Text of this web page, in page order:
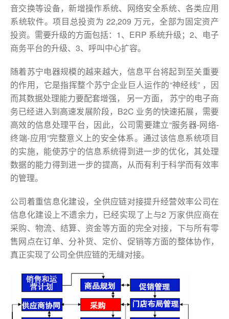
音交换等设备，新增操作系统、网络安全系统、各类应用
系统软件。项目总投资为 22,209 万元，全部为固定资产
投资。需要升级的方面包括：1、ERP 系统升级；2、电子
商务平台的升级、3、呼叫中心扩容。
随着苏宁电器规模的越来越大，信息平台将起到至关重要
的作用，它是指挥整个苏宁企业巨人运作的“神经线” ，因
而其数据处理能力要配套增强， 另一方面， 苏宁的电子商
务已经进入到高速发展阶段，B2C 业务的快速拓展，需要
高效的信息处理平台，因此，公司需要建立“服务器-网络-
终端-应用”完整意义上的安全体系。通过该信息系统项目
的实施，能使苏宁的信息系统得到进一步的优化，其处理
数据的能力得到进一步的提高，从而有利于科学而有效率
的管理。
公司着重信息化建设，全供应链对接提升经营效率公司在
信息化建设上不遗余力，已经实现了上与2 万家供应商在
采购、物流、结算、资金等方面的完全对接，下与所有零
售网点在订单、分补货、定价、促销等方面的整体协作，
真正实现了公司全供应链的无缝对接。